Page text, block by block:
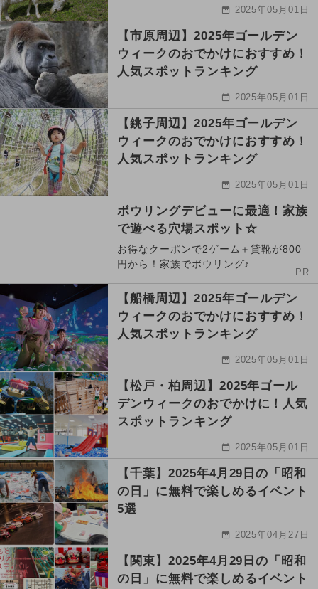
2025年05月01日
【市原周辺】2025年ゴールデン
ウィークのおでかけにおすすめ！
人気スポットランキング
2025年05月01日
【銚子周辺】2025年ゴールデン
ウィークのおでかけにおすすめ！
人気スポットランキング
2025年05月01日
ボウリングデビューに最適！家族
で遊べる穴場スポット☆
お得なクーポンで2ゲーム＋貸靴が800
円から！家族でボウリング♪
PR
【船橋周辺】2025年ゴールデン
ウィークのおでかけにおすすめ！
人気スポットランキング
2025年05月01日
【松戸・柏周辺】2025年ゴール
デンウィークのおでかけに！人気
スポットランキング
2025年05月01日
【千葉】2025年4月29日の「昭和
の日」に無料で楽しめるイベント
5選
2025年04月27日
【関東】2025年4月29日の「昭和
の日」に無料で楽しめるイベント